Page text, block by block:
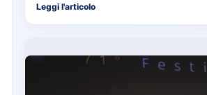
Leggi l'articolo